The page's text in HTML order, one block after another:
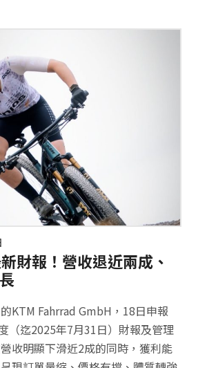
財報！營收退近兩成、
KTM Fahrrad GmbH，18日申報
（迄2025年7月31日）財報及管理
收明顯下滑近2成的同時，獲利能